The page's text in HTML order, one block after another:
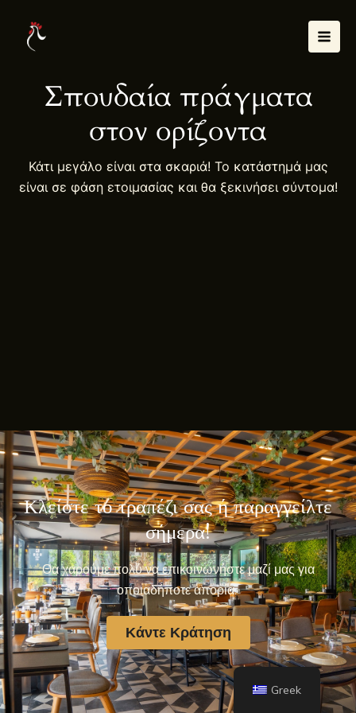
περιεχόμενο
Σπουδαία πράγματα
στον ορίζοντα
Κάτι μεγάλο είναι στα σκαριά! Το κατάστημά μας
είναι σε φάση ετοιμασίας και θα ξεκινήσει σύντομα!
Κλείστε το τραπέζι σας ή παραγγείλτε
σήμερα!
Θα χαρούμε πολύ να επικοινωνήστε μαζί μας για
οποιαδήποτε απορία.
Κάντε Κράτηση
Greek